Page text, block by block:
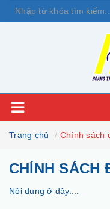
Trang chủ Chính sách
CHÍNH SÁCH
Nội dung ở đây....